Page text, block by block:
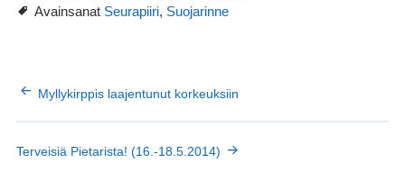
Avainsanat Seurapiiri, Suojarinne
SELAUS
Myllykirppis laajentunut korkeuksiin
Terveisiä Pietarista! (16.-18.5.2014)